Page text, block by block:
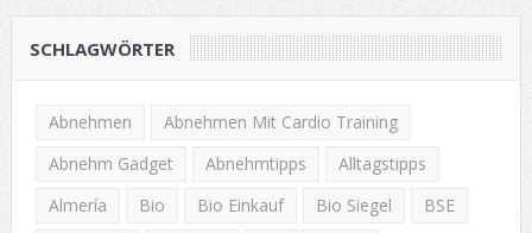
SCHLAGWÖRTER
Abnehmen
Abnehmen Mit Cardio Training
Abnehm Gadget
Abnehmtipps
Alltagstipps
Almería
Bio Bio Einkauf Bio Siegel
BSE